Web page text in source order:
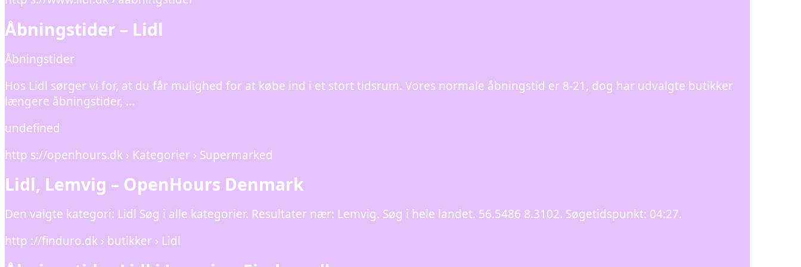
Åbningstider – Lidl
Åbningstider
Hos Lidl sørger vi for, at du får mulighed for at købe ind i et stort tidsrum. Vores normale åbningstid er 8-21, dog har udvalgte butikker
længere åbningstider, …
undefined
http s://openhours.dk › Kategorier › Supermarked
Lidl, Lemvig – OpenHours Denmark
Den valgte kategori: Lidl Søg i alle kategorier. Resultater nær: Lemvig. Søg i hele landet. 56.5486 8.3102. Søgetidspunkt: 04:27.
http ://finduro.dk › butikker › Lidl